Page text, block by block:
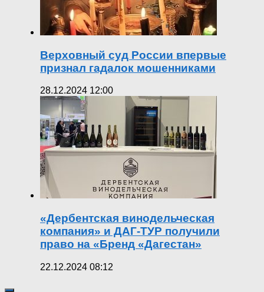
Верховный суд России впервые
признал гадалок мошенниками
28.12.2024 12:00
«Дербентская винодельческая
компания» и ДАГ-ТУР получили
право на «Бренд «Дагестан»
22.12.2024 08:12